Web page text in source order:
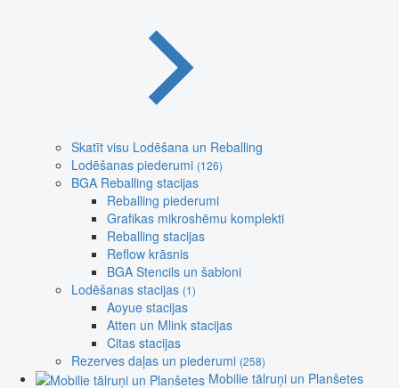
Skatīt visu Lodēšana un Reballing
Lodēšanas piederumi (126)
BGA Reballing stacijas
Reballing piederumi
Grafikas mikroshēmu komplekti
Reballing stacijas
Reflow krāsnis
BGA Stencils un šabloni
Lodēšanas stacijas (1)
Aoyue stacijas
Atten un Mlink stacijas
Citas stacijas
Rezerves daļas un piederumi (258)
Mobilie tālruņi un Planšetes